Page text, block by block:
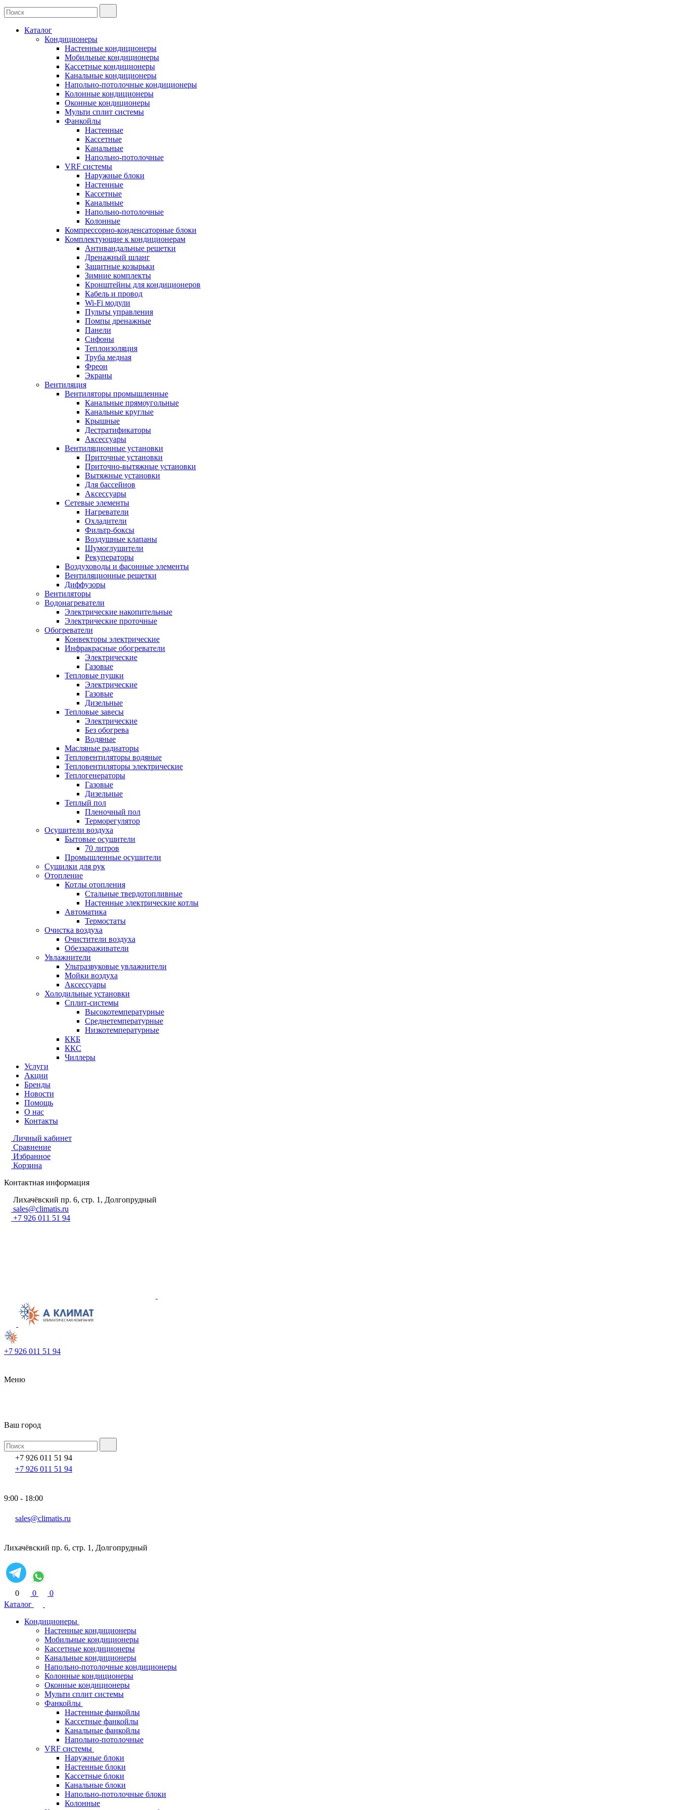
Каталог
Кондиционеры
Настенные кондиционеры
Мобильные кондиционеры
Кассетные кондиционеры
Канальные кондиционеры
Напольно-потолочные кондиционеры
Колонные кондиционеры
Оконные кондиционеры
Мульти сплит системы
Фанкойлы
Настенные
Кассетные
Канальные
Напольно-потолочные
VRF системы
Наружные блоки
Настенные
Кассетные
Канальные
Напольно-потолочные
Колонные
Компрессорно-конденсаторные блоки
Комплектующие к кондиционерам
Антивандальные решетки
Дренажный шланг
Защитные козырьки
Зимние комплекты
Кронштейны для кондиционеров
Кабель и провод
Wi-Fi модули
Пульты управления
Помпы дренажные
Панели
Сифоны
Теплоизоляция
Труба медная
Фреон
Экраны
Вентиляция
Вентиляторы промышленные
Канальные прямоугольные
Канальные круглые
Крышные
Дестратификаторы
Аксессуары
Вентиляционные установки
Приточные установки
Приточно-вытяжные установки
Вытяжные установки
Для бассейнов
Аксессуары
Сетевые элементы
Нагреватели
Охладители
Фильтр-боксы
Воздушные клапаны
Шумоглушители
Рекуператоры
Воздуховоды и фасонные элементы
Вентиляционные решетки
Диффузоры
Вентиляторы
Водонагреватели
Электрические накопительные
Электрические проточные
Обогреватели
Конвекторы электрические
Инфракрасные обогреватели
Электрические
Газовые
Тепловые пушки
Электрические
Газовые
Дизельные
Тепловые завесы
Электрические
Без обогрева
Водяные
Масляные радиаторы
Тепловентиляторы водяные
Тепловентиляторы электрические
Теплогенераторы
Газовые
Дизельные
Теплый пол
Пленочный пол
Терморегулятор
Осушители воздуха
Бытовые осушители
70 литров
Промышленные осушители
Сушилки для рук
Отопление
Котлы отопления
Стальные твердотопливные
Настенные электрические котлы
Автоматика
Термостаты
Очистка воздуха
Очистители воздуха
Обеззараживатели
Увлажнители
Ультразвуковые увлажнители
Мойки воздуха
Аксессуары
Холодильные установки
Сплит-системы
Высокотемпературные
Среднетемпературные
Низкотемпературные
ККБ
ККС
Чиллеры
Услуги
Акции
Бренды
Новости
Помощь
О нас
Контакты
Личный кабинет
Сравнение
Избранное
Корзина
Контактная информация
Лихачёвский пр. 6, стр. 1, Долгопрудный
sales@climatis.ru
+7 926 011 51 94
+7 926 011 51 94
Меню
Ваш город
+7 926 011 51 94
+7 926 011 51 94
9:00 - 18:00
sales@climatis.ru
Лихачёвский пр. 6, стр. 1, Долгопрудный
0 0
0
Каталог
Кондиционеры
Настенные кондиционеры
Мобильные кондиционеры
Кассетные кондиционеры
Канальные кондиционеры
Напольно-потолочные кондиционеры
Колонные кондиционеры
Оконные кондиционеры
Мульти сплит системы
Фанкойлы
Настенные фанкойлы
Кассетные фанкойлы
Канальные фанкойлы
Напольно-потолочные
VRF системы
Наружные блоки
Настенные блоки
Кассетные блоки
Канальные блоки
Напольно-потолочные блоки
Колонные